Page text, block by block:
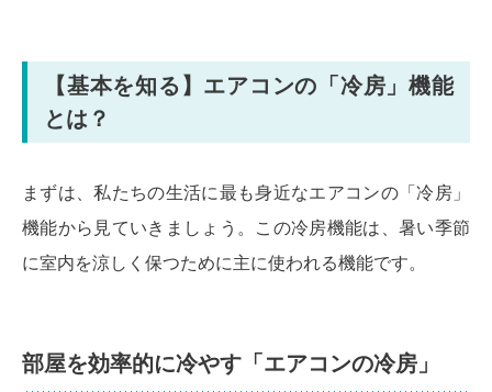
【基本を知る】エアコンの「冷房」機能
とは？
まずは、私たちの生活に最も身近なエアコンの「冷房」
機能から見ていきましょう。この冷房機能は、暑い季節
に室内を涼しく保つために主に使われる機能です。
部屋を効率的に冷やす「エアコンの冷房」